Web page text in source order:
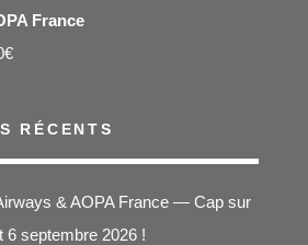
France
€Plage
prix :
295,00€
RÉCENTS
& AOPA France — Cap sur
6 septembre 2026 !